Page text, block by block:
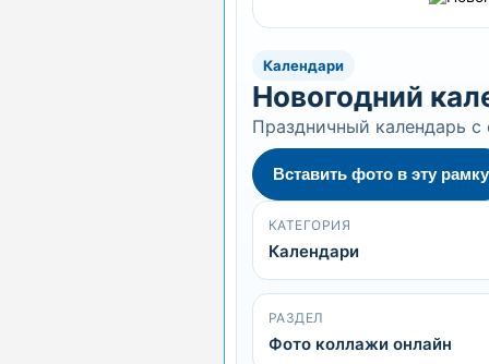
Календари
Новогодний
Праздничный календарь
Вставить фото в эту рамку
КАТЕГОРИЯ
Календари
РАЗДЕЛ
Фото коллажи онлайн